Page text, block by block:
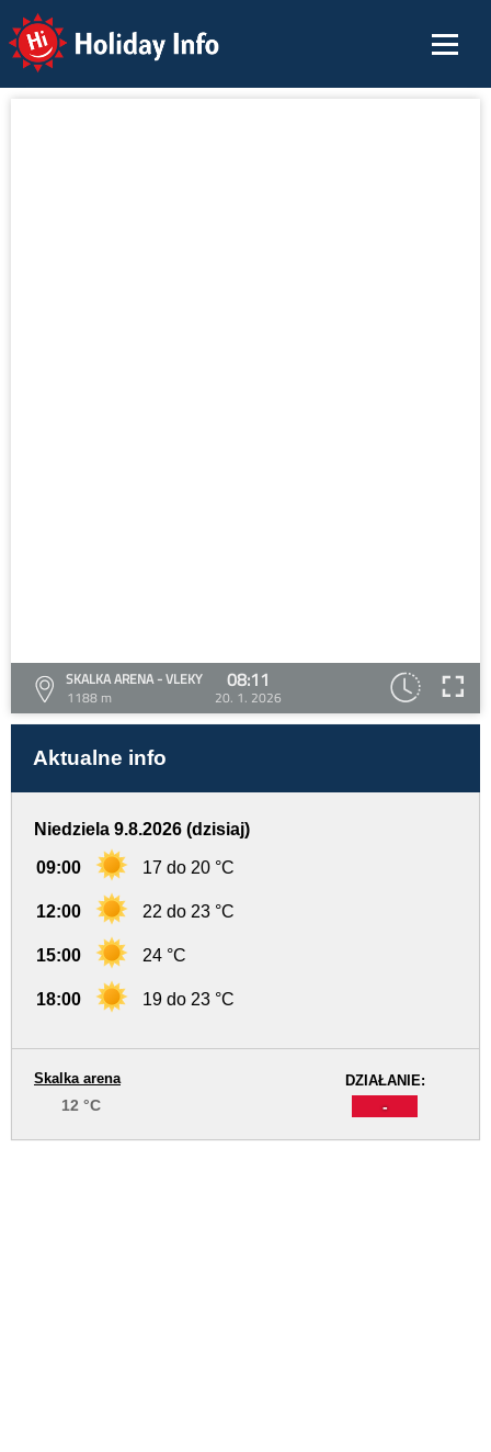
Holiday Info
SKALKA ARENA - VLEKY
1188 m
08:11
20. 1. 2026
Aktualne info
Niedziela 9.8.2026 (dzisiaj)
09:00 17 do 20 °C
12:00 22 do 23 °C
15:00 24 °C
18:00 19 do 23 °C
DZIAŁANIE:
-
Skalka arena
12 °C